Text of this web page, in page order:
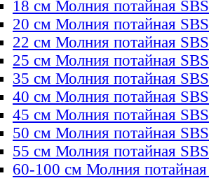
18 см Молния потайная SBS
20 см Молния потайная SBS
22 см Молния потайная SBS
25 см Молния потайная SBS
35 см Молния потайная SBS
40 см Молния потайная SBS
45 см Молния потайная SBS
50 см Молния потайная SBS
55 см Молния потайная SBS
60-100 см Молния